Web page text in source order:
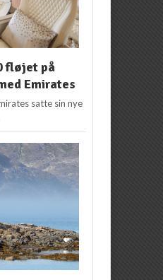
fløjet på
Emirates
satte sin nye